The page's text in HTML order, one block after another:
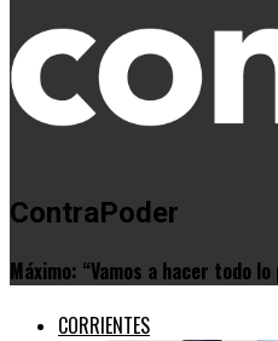
ContraPoder
Máximo: “Vamos a hacer todo
CORRIENTES